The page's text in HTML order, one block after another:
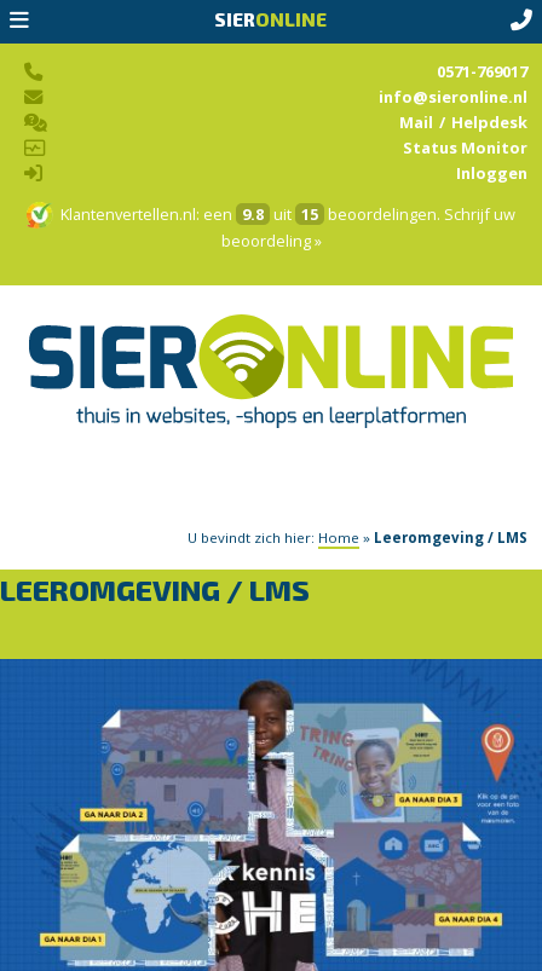
SIERONLINE
Klantenvertellen.nl: een 9.8 uit 15 beoordelingen. Schrijf uw
beoordeling »
0571-769017
info@sieronline.nl
Mail / Helpdesk
Status Monitor
Inloggen
U bevindt zich hier: Home » Leeromgeving / LMS
LEEROMGEVING / LMS